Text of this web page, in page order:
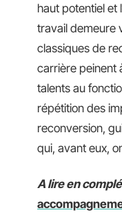
haut potentiel et
travail demeure
classiques de
carrière peinent
talents au
répétition des
reconversion,
qui, avant eux,
A lire en